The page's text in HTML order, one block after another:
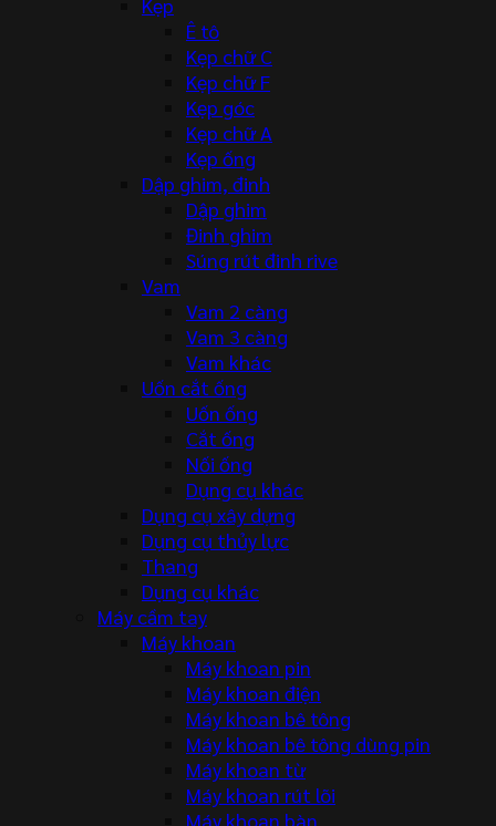
Kẹp
Ê tô
Kẹp chữ C
Kẹp chữ F
Kẹp góc
Kẹp chữ A
Kẹp ống
Dập ghim, đinh
Dập ghim
Đinh ghim
Súng rút đinh rive
Vam
Vam 2 càng
Vam 3 càng
Vam khác
Uốn cắt ống
Uốn ống
Cắt ống
Nối ống
Dụng cụ khác
Dụng cụ xây dựng
Dụng cụ thủy lực
Thang
Dụng cụ khác
Máy cầm tay
Máy khoan
Máy khoan pin
Máy khoan điện
Máy khoan bê tông
Máy khoan bê tông dùng pin
Máy khoan từ
Máy khoan rút lõi
Máy khoan bàn